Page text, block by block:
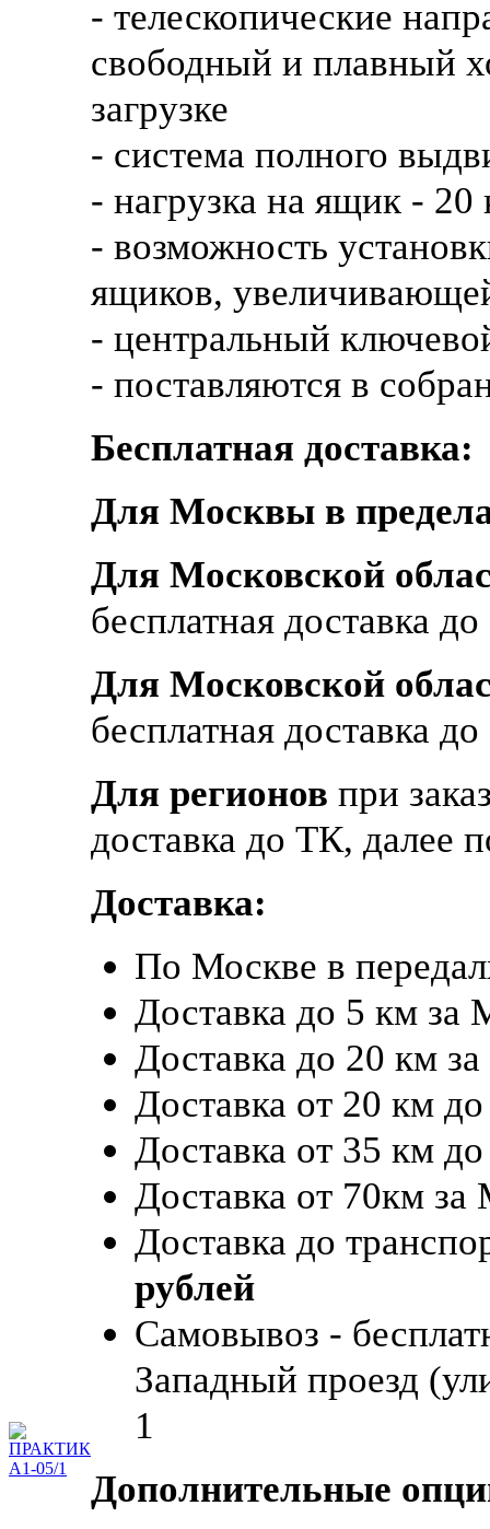
- телескопические
свободный и плавный
загрузке
- система полного
- нагрузка на ящик - 20
- возможность
ящиков,
- центральный
- поставляются в
Бесплатная доставка:
Для Москвы в
Для Московской
бесплатная доставка
Для Московской
бесплатная доставка
Для регионов при
доставка до ТК, далее
Доставка:
По Москве в
Доставка до 5 км
Доставка до 20 км
Доставка от 20 км
Доставка от 35 км
Доставка от 70км
Доставка до
рублей
Самовывоз -
Западный проезд
1
Дополнительные